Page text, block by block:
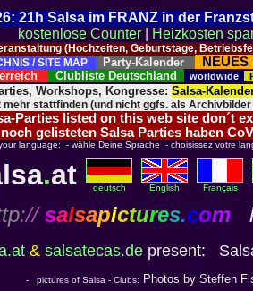
21h Salsa im FRANZ in der
kostenlose Counter
Heizkosten
(Hochzeiten, Geburtstage,
/ SITE MAP
Party-Kalender NEUES
Clubliste Deutschland worldwide
Workshops, Kongresse: Salsa-
mehr stattfinden (und nicht ggfs. als
Parties listed on this web site don´t
gelisteten Salsa Parties haben
language: - wähle Deine Sprache - choisissez votre
.at deutsch English Français
:// salsapictures.com
& salsatecas.depresent:
- pictures of Salsa - Clubs: Photos by Steffen